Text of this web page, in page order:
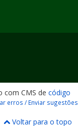
com CMS de código
erros / Enviar sugestões
Voltar para o topo